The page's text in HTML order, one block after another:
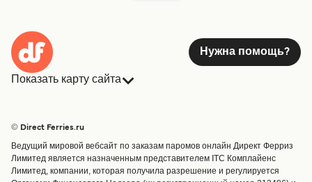
Нужна помощь?
Показать карту сайта
Страны
Обслуживание клиентов
Операторы
Маршруты и порты
Грузоперевозки
© Direct Ferries.ru
Ведущий мировой вебсайт по заказам паромов онлайн Директ Ферриз
Лимитед является назначенным представителем ITC Комплайенс
Лимитед, компании, которая получила разрешение и регулируется